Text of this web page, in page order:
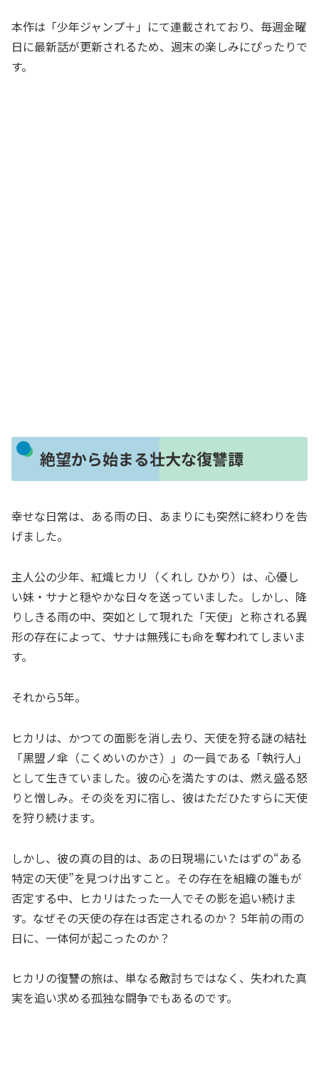
本作は「少年ジャンプ＋」にて連載されており、毎週金曜
日に最新話が更新されるため、週末の楽しみにぴったりで
す。
絶望から始まる壮大な復讐譚
幸せな日常は、ある雨の日、あまりにも突然に終わりを告
げました。
主人公の少年、紅熾ヒカリ（くれし ひかり）は、心優し
い妹・サナと穏やかな日々を送っていました。しかし、降
りしきる雨の中、突如として現れた「天使」と称される異
形の存在によって、サナは無残にも命を奪われてしまいま
す。
それから5年。
ヒカリは、かつての面影を消し去り、天使を狩る謎の結社
「黒盟ノ傘（こくめいのかさ）」の一員である「執行人」
として生きていました。彼の心を満たすのは、燃え盛る怒
りと憎しみ。その炎を刃に宿し、彼はただひたすらに天使
を狩り続けます。
しかし、彼の真の目的は、あの日現場にいたはずの“ある
特定の天使”を見つけ出すこと。その存在を組織の誰もが
否定する中、ヒカリはたった一人でその影を追い続けま
す。なぜその天使の存在は否定されるのか？ 5年前の雨の
日に、一体何が起こったのか？
ヒカリの復讐の旅は、単なる敵討ちではなく、失われた真
実を追い求める孤独な闘争でもあるのです。